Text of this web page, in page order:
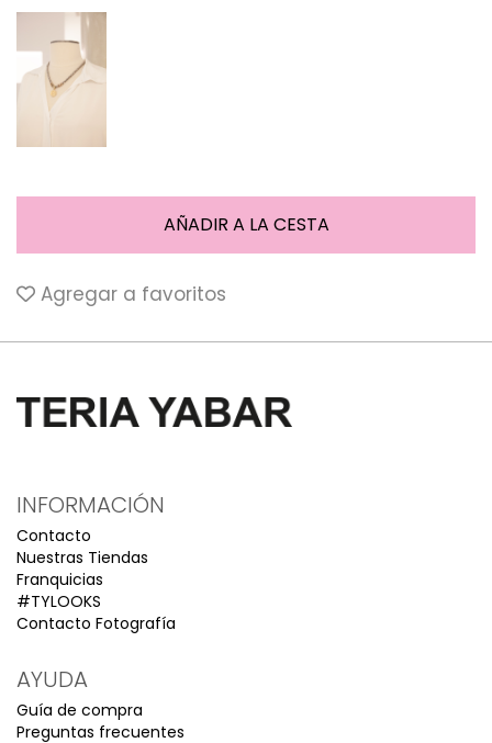
Agregar a favoritos
INFORMACIÓN
Contacto
Nuestras Tiendas
Franquicias
#TYLOOKS
Contacto Fotografía
AYUDA
Guía de compra
Preguntas frecuentes